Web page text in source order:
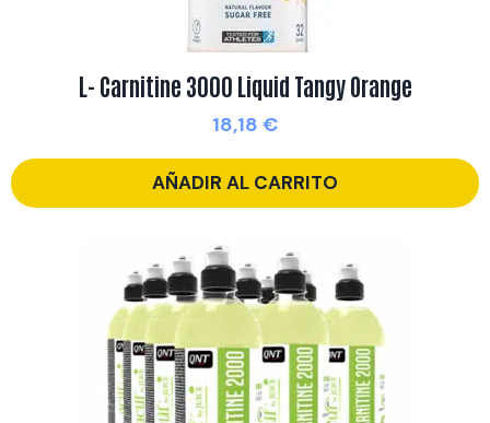
L- Carnitine 3000 Liquid Tangy Orange
18,18 €
AÑADIR AL CARRITO